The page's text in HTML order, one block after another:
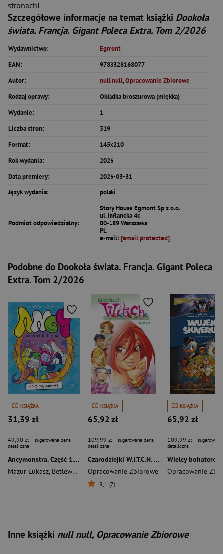
stronach!
Szczegółowe informacje na temat książki Dookoła
świata. Francja. Gigant Poleca Extra. Tom 2/2026
Wydawnictwo:
Egmont
EAN:
9788328168077
Autor:
null null,Opracowanie Zbiorowe
Rodzaj oprawy:
Okładka broszurowa (miękka)
Wydanie:
1
Liczba stron:
319
Format:
145x210
Rok wydania:
2026
Data premiery:
2026-03-31
Język wydania:
polski
Podmiot odpowiedzialny:
Story House Egmont Sp z o.o.
ul. Inflancka 4c
00-189 Warszawa
PL
e-mail: [email protected]
Podobne do Dookoła świata. Francja. Gigant Poleca
Extra. Tom 2/2026
KSIĄŻKA
31,39 zł
49,90 zł - sugerowana cena
detaliczna
Ancymonstra. Część 1. Co z tą mumią?
Mazur Łukasz, Betlewska Ewa
KSIĄŻKA
65,92 zł
109,99 zł - sugerowana cena
detaliczna
Czarodziejki W.I.T.C.H. Księga 20
Opracowanie Zbiorowe
8,1 (7)
KSIĄŻKA
65,92 zł
109,99 zł -
detaliczna
Opracowanie
Inne książki null null, Opracowanie Zbiorowe